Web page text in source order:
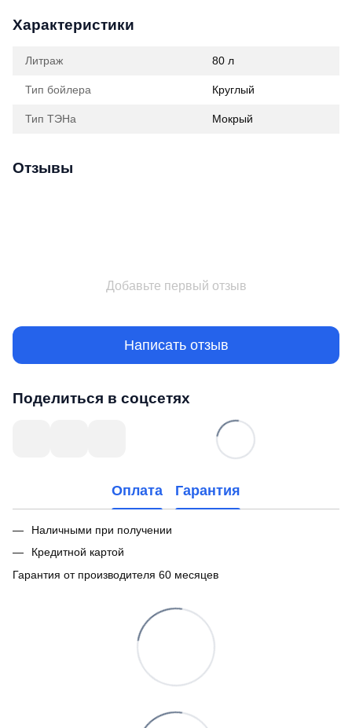
Характеристики
Литраж 80 л
Тип бойлера Круглый
Тип ТЭНа Мокрый
Отзывы
Добавьте первый отзыв
Написать отзыв
Поделиться в соцсетях
Оплата Гарантия
Наличными при получении
Кредитной картой
Гарантия от производителя 60 месяцев